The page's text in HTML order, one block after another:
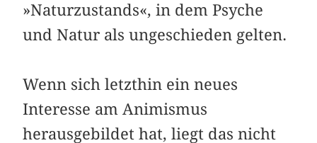
»Naturzustands«, in dem Psyche
und Natur als ungeschieden gelten.
Wenn sich letzthin ein neues
Interesse am Animismus
herausgebildet hat, liegt das nicht